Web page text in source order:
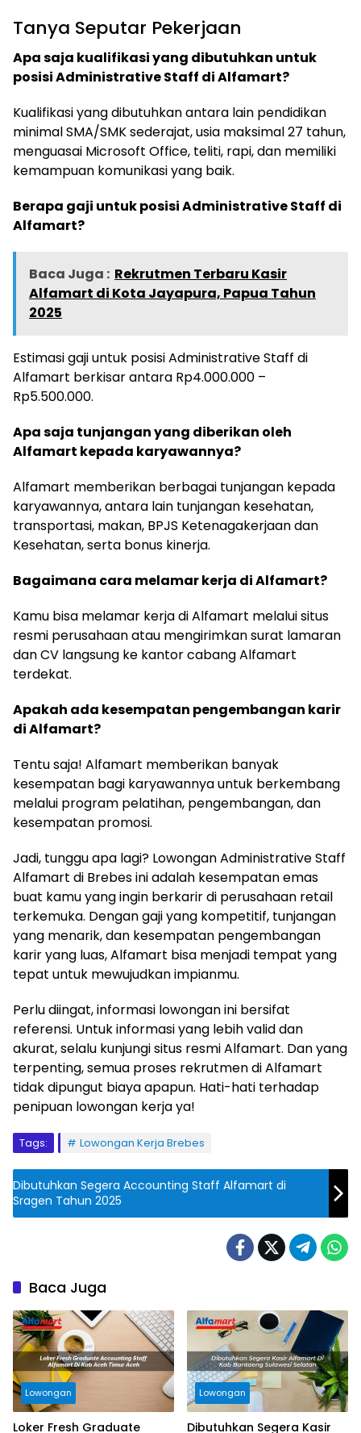
Tanya Seputar Pekerjaan
Apa saja kualifikasi yang dibutuhkan untuk
posisi Administrative Staff di Alfamart?
Kualifikasi yang dibutuhkan antara lain pendidikan
minimal SMA/SMK sederajat, usia maksimal 27 tahun,
menguasai Microsoft Office, teliti, rapi, dan memiliki
kemampuan komunikasi yang baik.
Berapa gaji untuk posisi Administrative Staff di
Alfamart?
Baca Juga : Rekrutmen Terbaru Kasir
Alfamart di Kota Jayapura, Papua Tahun
2025
Estimasi gaji untuk posisi Administrative Staff di
Alfamart berkisar antara Rp4.000.000 –
Rp5.500.000.
Apa saja tunjangan yang diberikan oleh
Alfamart kepada karyawannya?
Alfamart memberikan berbagai tunjangan kepada
karyawannya, antara lain tunjangan kesehatan,
transportasi, makan, BPJS Ketenagakerjaan dan
Kesehatan, serta bonus kinerja.
Bagaimana cara melamar kerja di Alfamart?
Kamu bisa melamar kerja di Alfamart melalui situs
resmi perusahaan atau mengirimkan surat lamaran
dan CV langsung ke kantor cabang Alfamart
terdekat.
Apakah ada kesempatan pengembangan karir
di Alfamart?
Tentu saja! Alfamart memberikan banyak
kesempatan bagi karyawannya untuk berkembang
melalui program pelatihan, pengembangan, dan
kesempatan promosi.
Jadi, tunggu apa lagi? Lowongan Administrative Staff
Alfamart di Brebes ini adalah kesempatan emas
buat kamu yang ingin berkarir di perusahaan retail
terkemuka. Dengan gaji yang kompetitif, tunjangan
yang menarik, dan kesempatan pengembangan
karir yang luas, Alfamart bisa menjadi tempat yang
tepat untuk mewujudkan impianmu.
Perlu diingat, informasi lowongan ini bersifat
referensi. Untuk informasi yang lebih valid dan
akurat, selalu kunjungi situs resmi Alfamart. Dan yang
terpenting, semua proses rekrutmen di Alfamart
tidak dipungut biaya apapun. Hati-hati terhadap
penipuan lowongan kerja ya!
Tags: Lowongan Kerja Brebes
Dibutuhkan Segera Accounting Staff Alfamart di
Sragen Tahun 2025
Baca Juga
Lowongan
Loker Fresh Graduate
Lowongan
Dibutuhkan Segera Kasir